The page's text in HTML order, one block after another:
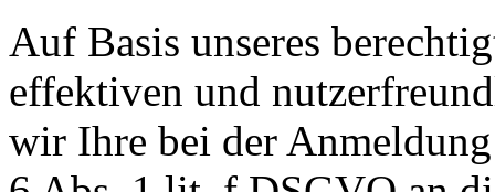
Auf Basis unseres
effektiven und
wir Ihre bei der